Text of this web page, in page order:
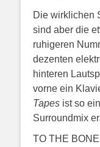
Die wirklichen
sind aber die
ruhigeren
dezenten
hinteren
vorne ein
Tapes ist so
Surroundmix
TO THE